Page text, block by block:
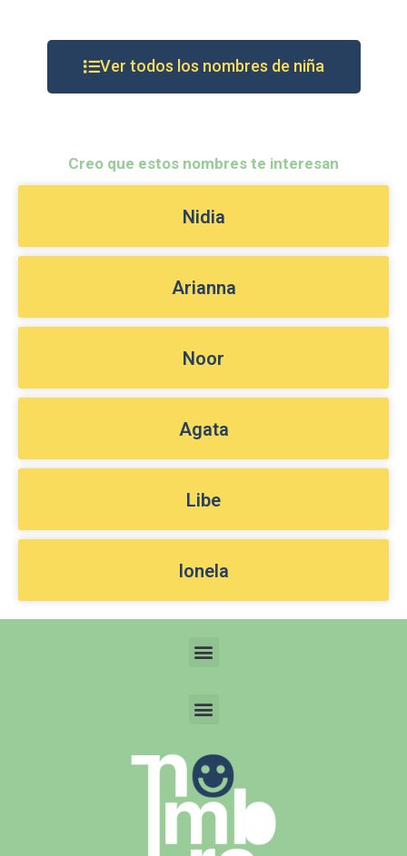
Ver todos los nombres de niña
Creo que estos nombres te interesan
Nidia
Arianna
Noor
Agata
Libe
Ionela